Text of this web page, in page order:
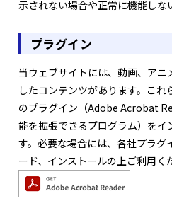
示されない場合や正常に機能しな
プラグイン
当ウェブサイトには、動画、アニ
したコンテンツがあります。こ
のプラグイン（Adobe Acrobat
能を拡張できるプログラム）をイ
す。必要な場合には、各社プラグ
ード、インストールの上ご利用く